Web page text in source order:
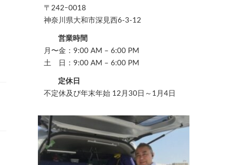
〒242ｰ0018
神奈川県大和市深見西6-3-12
営業時間
月〜金：9:00 AM – 6:00 PM
土 日：9:00 AM – 6:00 PM
定休日
不定休及び年末年始 12月30日～1月4日